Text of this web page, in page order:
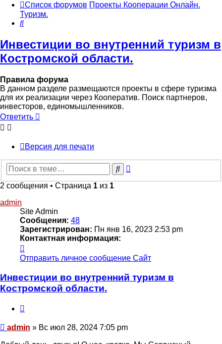
Список форумов Проекты Кооперации Онлайн.
Туризм.
Поиск
Инвестиции во внутренний туризм в
Костромской области.
Правила форума
В данном разделе размещаются проекты в сфере туризма
для их реализации через Кооператив. Поиск партнеров,
инвесторов, единомышленников.
Ответить
Версия для печати
Поиск
2 сообщения • Страница 1 из 1
admin
Site Admin
Сообщения: 48
Зарегистрирован: Пн янв 16, 2023 2:53 pm
Контактная информация:
информация
пользователя
Отправить личное сообщение Сайт
Инвестиции во внутренний туризм в
Костромской области.
Сообщение
admin » Вс июл 28, 2024 7:05 pm